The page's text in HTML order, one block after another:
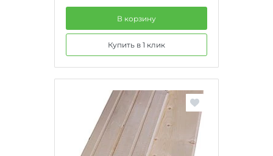
В корзину
Купить в 1 клик